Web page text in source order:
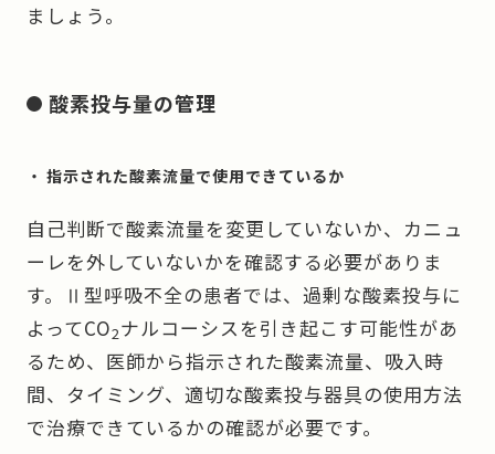
ましょう。
酸素投与量の管理
指示された酸素流量で使用できているか
自己判断で酸素流量を変更していないか、カニュ
ーレを外していないかを確認する必要がありま
す。Ⅱ型呼吸不全の患者では、過剰な酸素投与に
よってCO2ナルコーシスを引き起こす可能性があ
るため、医師から指示された酸素流量、吸入時
間、タイミング、適切な酸素投与器具の使用方法
で治療できているかの確認が必要です。